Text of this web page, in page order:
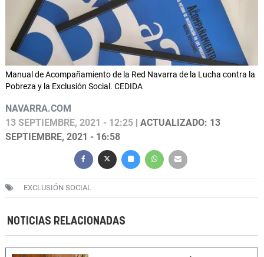
Manual de Acompañamiento de la Red Navarra de la Lucha contra la
Pobreza y la Exclusión Social. CEDIDA
NAVARRA.COM
13 SEPTIEMBRE, 2021 - 12:25 | ACTUALIZADO: 13
SEPTIEMBRE, 2021 - 16:58
EXCLUSIÓN SOCIAL
NOTICIAS RELACIONADAS